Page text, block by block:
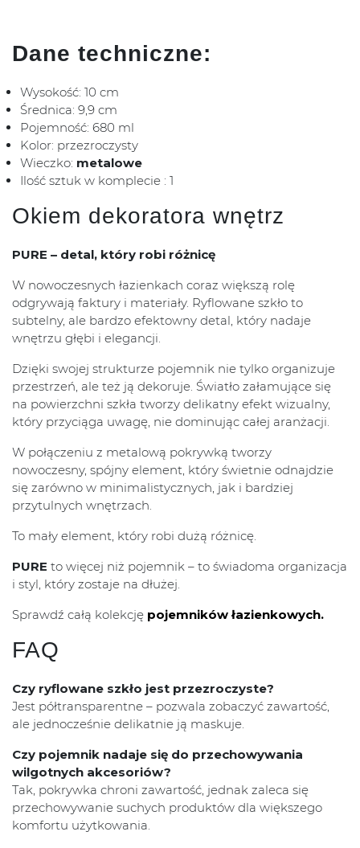
Dane techniczne:
Wysokość: 10 cm
Średnica: 9,9 cm
Pojemność: 680 ml
Kolor: przezroczysty
Wieczko: metalowe
Ilość sztuk w komplecie : 1
Okiem dekoratora wnętrz
PURE – detal, który robi różnicę
W nowoczesnych łazienkach coraz większą rolę
odgrywają faktury i materiały. Ryflowane szkło to
subtelny, ale bardzo efektowny detal, który nadaje
wnętrzu głębi i elegancji.
Dzięki swojej strukturze pojemnik nie tylko organizuje
przestrzeń, ale też ją dekoruje. Światło załamujące się
na powierzchni szkła tworzy delikatny efekt wizualny,
który przyciąga uwagę, nie dominując całej aranżacji.
W połączeniu z metalową pokrywką tworzy
nowoczesny, spójny element, który świetnie odnajdzie
się zarówno w minimalistycznych, jak i bardziej
przytulnych wnętrzach.
To mały element, który robi dużą różnicę.
PURE to więcej niż pojemnik – to świadoma organizacja
i styl, który zostaje na dłużej.
Sprawdź całą kolekcję pojemników łazienkowych.
FAQ
Czy ryflowane szkło jest przezroczyste?
Jest półtransparentne – pozwala zobaczyć zawartość,
ale jednocześnie delikatnie ją maskuje.
Czy pojemnik nadaje się do przechowywania
wilgotnych akcesoriów?
Tak, pokrywka chroni zawartość, jednak zaleca się
przechowywanie suchych produktów dla większego
komfortu użytkowania.